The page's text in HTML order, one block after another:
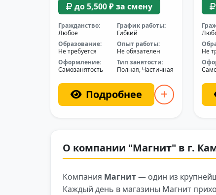
до 5,500 ₽ за смену
Гражданство:
Любое
График работы:
Гибкий
Образование:
Не требуется
Опыт работы:
Не обязателен
Оформление:
Самозанятость
Тип занятости:
Полная, Частичная
Подробнее
Не
О компании "Магнит" в г.
Компания Магнит— один из
Каждый день в магазины Магнит